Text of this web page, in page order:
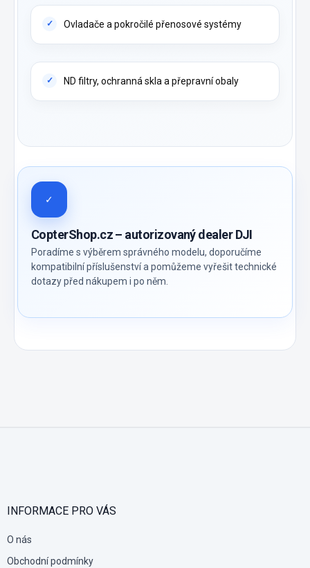
Ovladače a pokročilé přenosové systémy
ND filtry, ochranná skla a přepravní obaly
✓
CopterShop.cz – autorizovaný dealer DJI
Poradíme s výběrem správného modelu, doporučíme
kompatibilní příslušenství a pomůžeme vyřešit technické
dotazy před nákupem i po něm.
INFORMACE PRO VÁS
O nás
Obchodní podmínky